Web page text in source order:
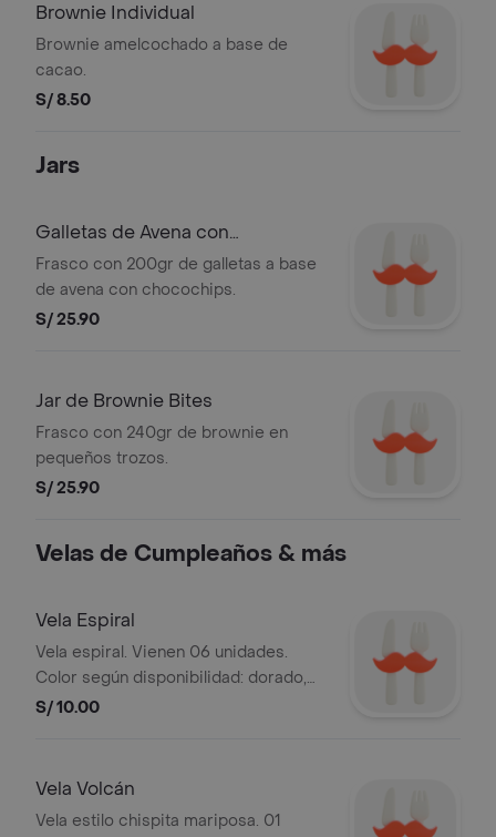
Brownie Individual
Brownie amelcochado a base de
cacao.
S/ 8.50
Jars
Galletas de Avena con
Chocochips
Frasco con 200gr de galletas a base
de avena con chocochips.
S/ 25.90
Jar de Brownie Bites
Frasco con 240gr de brownie en
pequeños trozos.
S/ 25.90
Velas de Cumpleaños & más
Vela Espiral
Vela espiral. Vienen 06 unidades.
Color según disponibilidad: dorado,
plateado o de colores.
S/ 10.00
Vela Volcán
Vela estilo chispita mariposa. 01